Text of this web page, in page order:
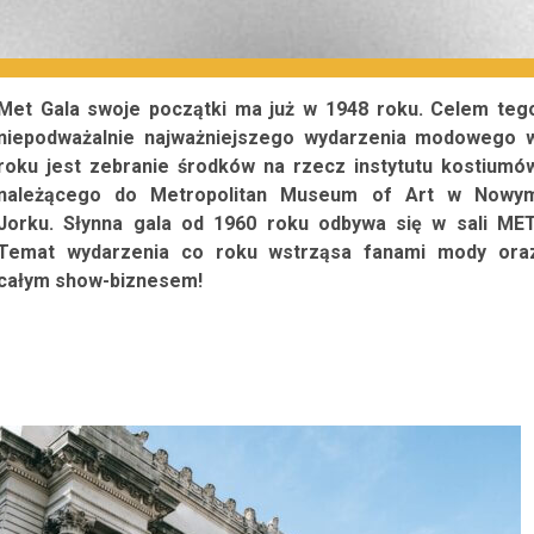
Gala swoje początki ma już w 1948 roku. Celem
najważniejszego wydarzenia modowego
jest zebranie środków na rzecz instytutu
do Metropolitan Museum of Art w
Słynna gala od 1960 roku odbywa się w sali
wydarzenia co roku wstrząsa fanami mody
show-biznesem!